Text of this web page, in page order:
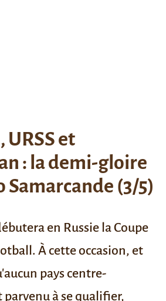
URSS et
: la demi-gloire
Samarcande (3/5)
en Russie la Coupe
À cette occasion, et
pays centre-
à se qualifier,